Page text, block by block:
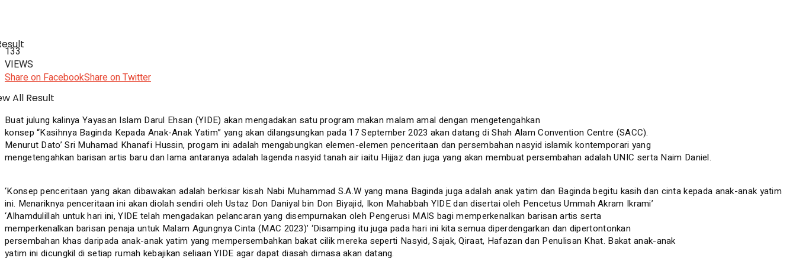
All Result
133
VIEWS
Share on FacebookShare on Twitter
Buat julung kalinya Yayasan Islam Darul Ehsan (YIDE) akan mengadakan satu program makan malam amal dengan mengetengahkan
konsep “Kasihnya Baginda Kepada Anak-Anak Yatim” yang akan dilangsungkan pada 17 September 2023 akan datang di Shah Alam Convention Centre (SACC).
Menurut Dato’ Sri Muhamad Khanafi Hussin, progam ini adalah mengabungkan elemen-elemen penceritaan dan persembahan nasyid islamik kontemporari yang
mengetengahkan barisan artis baru dan lama antaranya adalah lagenda nasyid tanah air iaitu Hijjaz dan juga yang akan membuat persembahan adalah UNIC serta Naim Daniel.
‘Konsep penceritaan yang akan dibawakan adalah berkisar kisah Nabi Muhammad S.A.W yang mana Baginda juga adalah anak yatim dan Baginda begitu kasih dan cinta kepada anak-anak yatim
ini. Menariknya penceritaan ini akan diolah sendiri oleh Ustaz Don Daniyal bin Don Biyajid, Ikon Mahabbah YIDE dan disertai oleh Pencetus Ummah Akram Ikrami’
‘Alhamdulillah untuk hari ini, YIDE telah mengadakan pelancaran yang disempurnakan oleh Pengerusi MAIS bagi memperkenalkan barisan artis serta
memperkenalkan barisan penaja untuk Malam Agungnya Cinta (MAC 2023)’ ‘Disamping itu juga pada hari ini kita semua diperdengarkan dan dipertontonkan
persembahan khas daripada anak-anak yatim yang mempersembahkan bakat cilik mereka seperti Nasyid, Sajak, Qiraat, Hafazan dan Penulisan Khat. Bakat anak-anak
yatim ini dicungkil di setiap rumah kebajikan seliaan YIDE agar dapat diasah dimasa akan datang.